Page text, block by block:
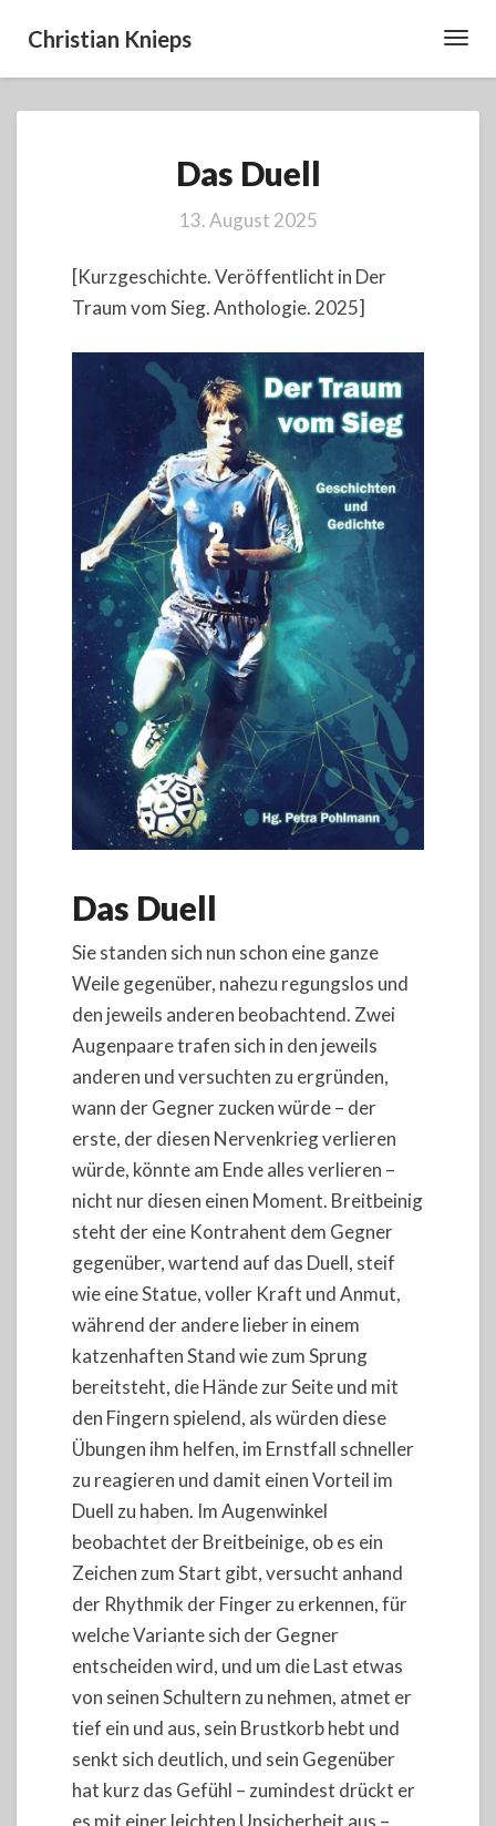
Christian Knieps
Duell
Das Duell
13. August 2025
[Kurzgeschichte. Veröffentlicht in Der
Traum vom Sieg. Anthologie. 2025]
Das Duell
Sie standen sich nun schon eine ganze
Weile gegenüber, nahezu regungslos und
den jeweils anderen beobachtend. Zwei
Augenpaare trafen sich in den jeweils
anderen und versuchten zu ergründen,
wann der Gegner zucken würde – der
erste, der diesen Nervenkrieg verlieren
würde, könnte am Ende alles verlieren –
nicht nur diesen einen Moment. Breitbeinig
steht der eine Kontrahent dem Gegner
gegenüber, wartend auf das Duell, steif
wie eine Statue, voller Kraft und Anmut,
während der andere lieber in einem
katzenhaften Stand wie zum Sprung
bereitsteht, die Hände zur Seite und mit
den Fingern spielend, als würden diese
Übungen ihm helfen, im Ernstfall schneller
zu reagieren und damit einen Vorteil im
Duell zu haben. Im Augenwinkel
beobachtet der Breitbeinige, ob es ein
Zeichen zum Start gibt, versucht anhand
der Rhythmik der Finger zu erkennen, für
welche Variante sich der Gegner
entscheiden wird, und um die Last etwas
von seinen Schultern zu nehmen, atmet er
tief ein und aus, sein Brustkorb hebt und
senkt sich deutlich, und sein Gegenüber
hat kurz das Gefühl – zumindest drückt er
es mit einer leichten Unsicherheit aus –,